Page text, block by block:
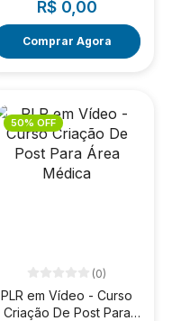
R$ 0,00
Comprar Agora
50% OFF
(0)
PLR em Vídeo - Curso
Criação De Post Para